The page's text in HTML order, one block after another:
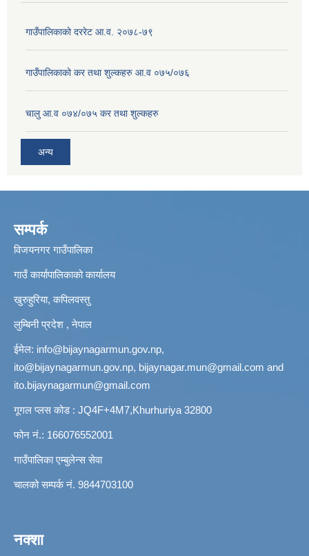
गाउँपालिकाको दररेट आ.व. २०७८-७९
गाउँपालिकाको कर तथा शुल्कहरु आ.व ०७५/०७६
चालु आ.व ०७४/०७५ कर तथा शुल्कहरु
अन्य
सम्पर्क
विजयनगर गाउँपालिका
गाउँ कार्यापालिकाको कार्यालय
खुरुहुरिया, कपिलवस्तु
लुम्बिनी प्रदेश , नेपाल
ईमेल: info@bijaynagarmun.gov.np,
ito@bijaynagarmun.gov.np, bijaynagar.mun@gmail.com and
ito.bijaynagarmun@gmail.com
गूगल प्लस कोड : JQ4F+4M7,Khurhuriya 32800
फोन नं.: 166076552001
गाउँपालिका एम्बुलेन्स सेवा
चालको सम्पर्क नं. 9844703100
नक्शा